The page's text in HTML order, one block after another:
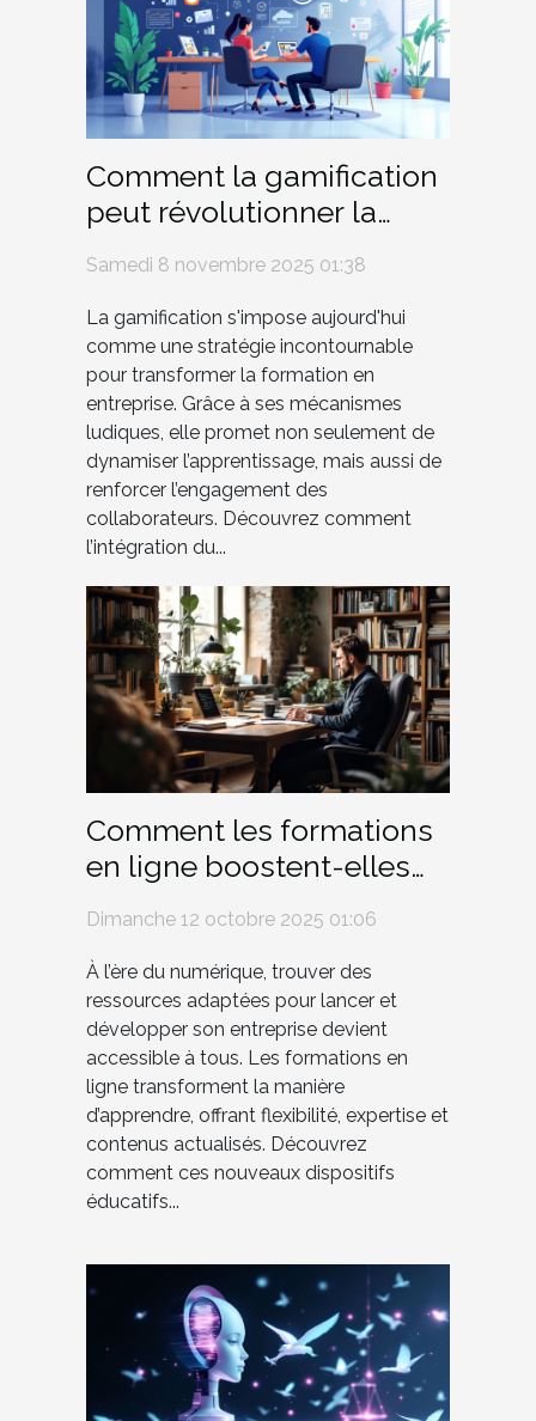
Comment la gamification
peut révolutionner la
Samedi 8 novembre 2025 01:38
La gamification s'impose aujourd'hui
comme une stratégie incontournable
pour transformer la formation en
entreprise. Grâce à ses mécanismes
ludiques, elle promet non seulement de
dynamiser l’apprentissage, mais aussi de
renforcer l’engagement des
collaborateurs. Découvrez comment
l’intégration du...
Comment les formations
en ligne boostent-elles
l'entrepreneuriat ?
Dimanche 12 octobre 2025 01:06
À l’ère du numérique, trouver des
ressources adaptées pour lancer et
développer son entreprise devient
accessible à tous. Les formations en
ligne transforment la manière
d’apprendre, offrant flexibilité, expertise et
contenus actualisés. Découvrez
comment ces nouveaux dispositifs
éducatifs...